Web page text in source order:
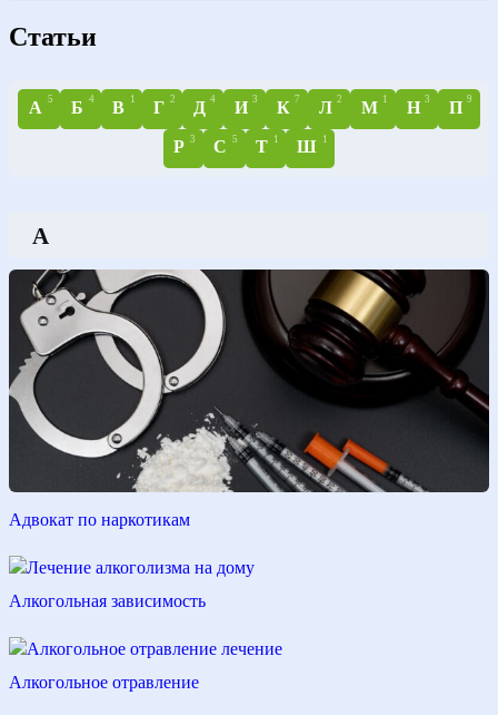
Статьи
А 5 Б 4 В 1 Г 2 Д 4 И 3 К 7 Л 2 М 1 Н 3 П 9
Р 3 С 5 Т 1 Ш 1
А
Адвокат по наркотикам
Алкогольная зависимость
Алкогольное отравление